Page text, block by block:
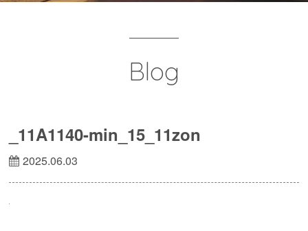
Blog
_11A1140-min_15_11zon
2025.06.03